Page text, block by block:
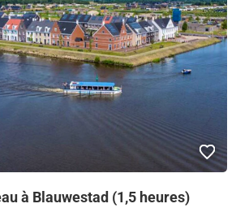
à Blauwestad (1,5 heures)